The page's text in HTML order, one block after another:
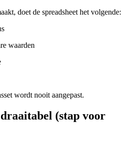
doet de spreadsheet het volgende:
waarden
wordt nooit aangepast.
(stap voor